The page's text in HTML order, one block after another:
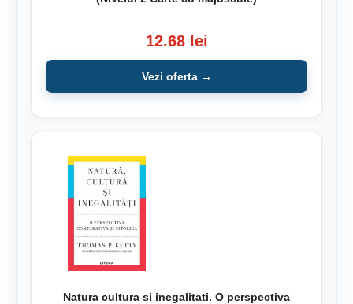
12.68 lei
Vezi oferta →
Natura cultura si inegalitati. O perspectiva